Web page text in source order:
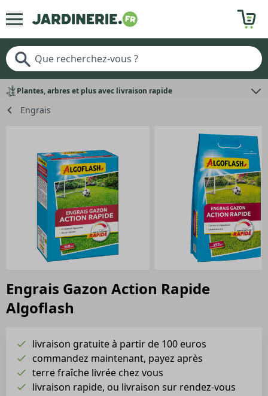
Plantes, arbres et plus avec livraison rapide
Engrais
Engrais Gazon Action Rapide
Algoflash
livraison gratuite à partir de 100 euros
commandez maintenant, payez après
terre fraîche livrée chez vous
livraison rapide, ou livraison sur rendez-vous